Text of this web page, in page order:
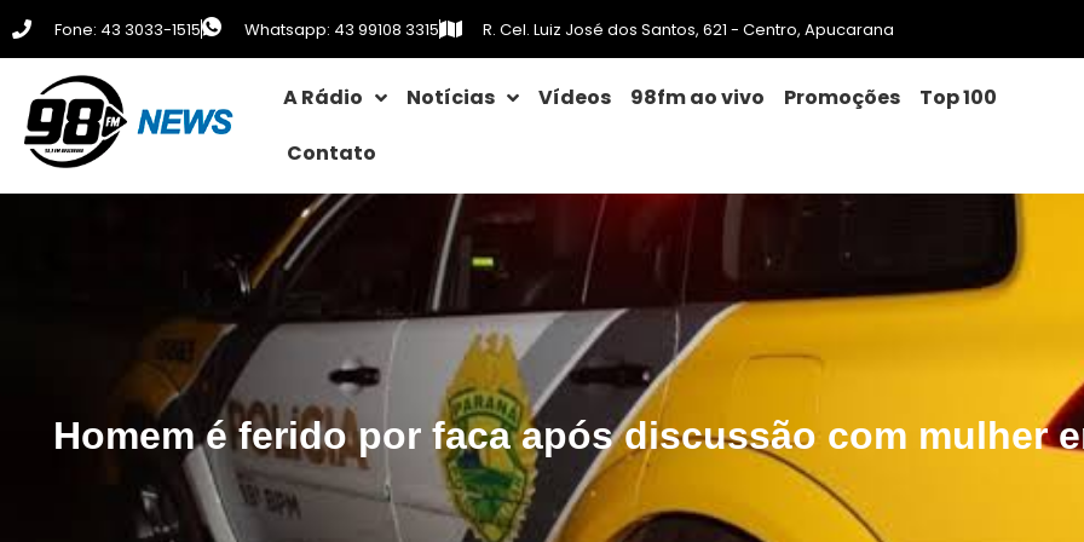
Fone: 43 3033-1515 Whatsapp: 43 99108 3315 R. Cel. Luiz José dos Santos, 621 - Centro, Apucarana
A Rádio Notícias Vídeos 98fm ao vivo Promoções
Top 100
Contato
Homem é ferido por faca após discussão com mulher